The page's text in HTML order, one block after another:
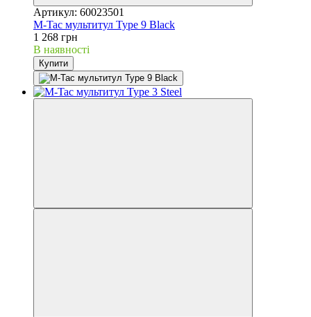
Артикул: 60023501
M-Tac мультитул Type 9 Black
1 268 грн
В наявності
Купити